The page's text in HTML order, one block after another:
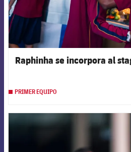
Raphinha se incorpora al
PRIMER EQUIPO